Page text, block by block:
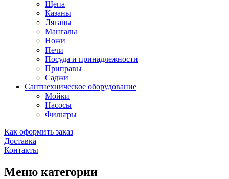
Щепа
Казаны
Ляганы
Мангалы
Ножи
Печи
Посуда и принадлежности
Приправы
Саджи
Сантнехническое оборудование
Мойки
Насосы
Фильтры
Как оформить заказ
Доставка
Контакты
Меню категории